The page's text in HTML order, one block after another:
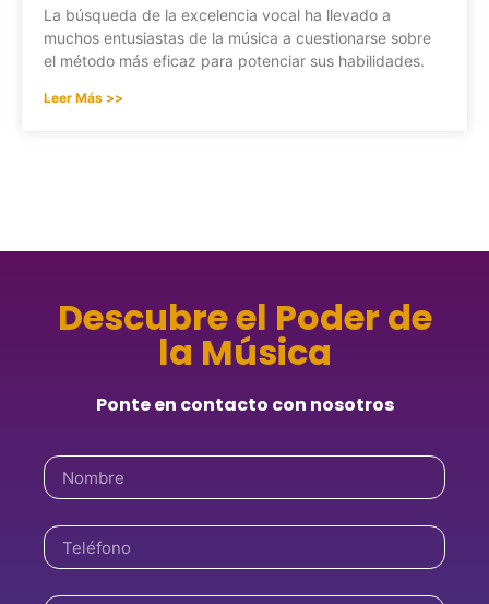
La búsqueda de la excelencia vocal ha llevado a
muchos entusiastas de la música a cuestionarse sobre
el método más eficaz para potenciar sus habilidades.
Leer Más >>
Descubre el Poder de
la Música
Ponte en contacto con nosotros